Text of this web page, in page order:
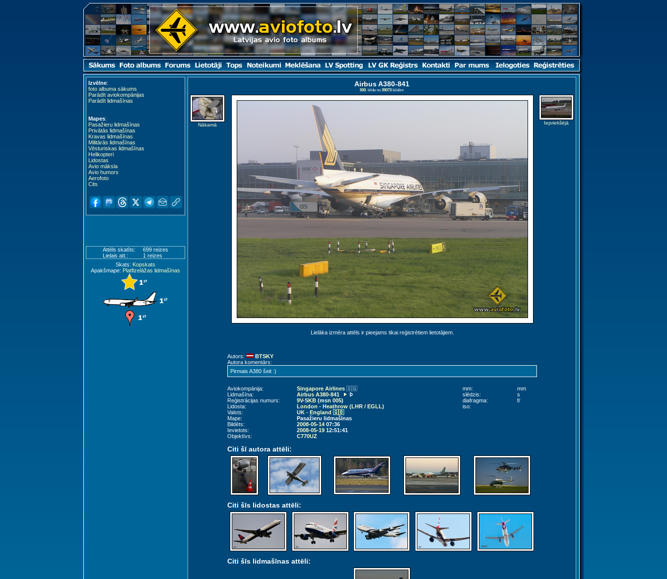
Izvēlne:
foto albuma sākums
Parādīt aviokompānijas
Parādīt lidmašīnas
Mapes:
Pasažieru lidmašīnas
Privātās lidmašīnas
Kravas lidmašīnas
Militārās lidmašīnas
Vēsturiskas lidmašīnas
Helikopteri
Lidostas
Avio māksla
Avio humors
Aerofoto
Cits
Attēls skatīts:
699 reizes
Lielais att.:
1 reizes
Skats: Kopskats
Apakšmape: Platfizelāžas lidmašīnas
Airbus A380-841
500. bilde no 39073 bildēm
Nākamā
Lielāka izmēra attēls ir pieejams tikai reģistrētiem lietotājiem.
Iepriekšējā
Autors:
BTSKY
Autora komentārs:
Pirmais A380 šeit :)
Aviokompānija: Singapore Airlines 🇸🇬
Lidmašīna:
Airbus A380-841
Reģistrācijas numurs:
9V-SKB(msn 005)
Lidosta:
London - Heathrow (LHR / EGLL)
Valsts:
UK - England 🇬🇧
Mape:
Pasažieru lidmašīnas
Bildēts:
2008-05-1407:36
Ievietots:
2008-05-1912:51:41
Objektīvs:
C770UZ
mm:
mm
slēdzis:
s
diafragma:
f/
iso:
Citi šī autora attēli:
Citi šīs lidostas attēli:
Citi šīs lidmašīnas attēli: